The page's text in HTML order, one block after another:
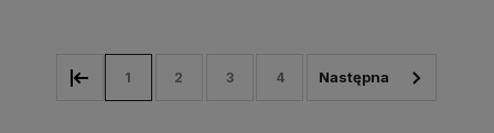
1 2 3 4